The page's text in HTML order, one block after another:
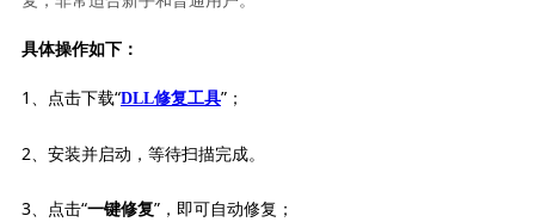
具体操作如下：
1、点击下载“DLL修复工具”；
2、安装并启动，等待扫描完成。
3、点击“一键修复”，即可自动修复；